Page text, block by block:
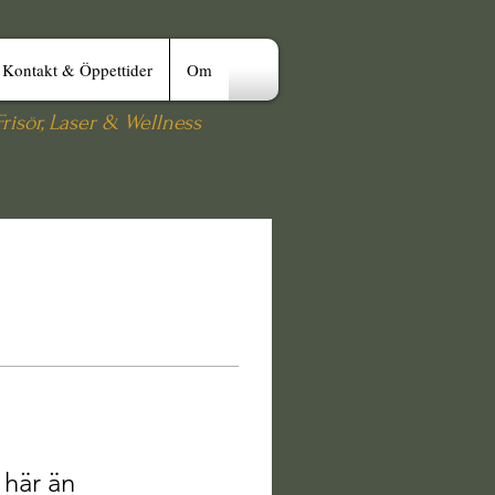
Kontakt & Öppettider Om
Laser & Wellness
än